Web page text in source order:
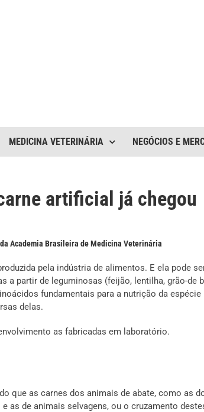
MEDICINA VETERINÁRIA NEGÓCIOS E
artificial já chegou
Academia Brasileira de Medicina Veterinária
pela indústria de alimentos. E ela pode
a partir de leguminosas (feijão, lentilha, grão-de
fundamentais para a nutrição da
delas.
as fabricadas em laboratório.
que as carnes dos animais de abate, como as
as de animais selvagens, ou o cruzamento